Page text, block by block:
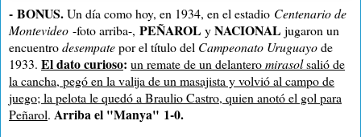
- BONUS.Un día como hoy, en 1934, en el estadio Centenario de
Montevideo -foto arriba-, PEÑAROL yNACIONAL jugaron un
encuentrodesempatepor el título del Campeonato Uruguayode
1933. El dato curioso: un remate de un delanteromirasolsalió de
la cancha, pegó en la valija de un masajista y volvió al campo de
juego; la pelota le quedó a Braulio Castro, quien anotó el gol para
Peñarol. Arriba el "Manya" 1-0.